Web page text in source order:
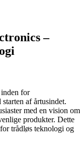
–
for
af årtusindet.
med en vision om
produkter. Dette
trådløs teknologi og